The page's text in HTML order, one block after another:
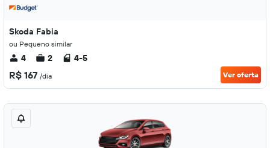
Skoda Fabia
ou Pequeno similar
4 2 4-5
R$ 167 /dia Ver oferta